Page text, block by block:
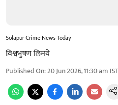
Solapur Crime News Today
विश्वभुषण लिमये
Published On:20 Jun 2026, 11:30 am IST